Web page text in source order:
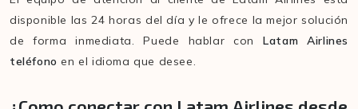
disponible las 24 horas del día y le ofrece la mejor solución
de forma inmediata. Puede hablar conLatam Airlines
teléfonoen el idioma que desee.